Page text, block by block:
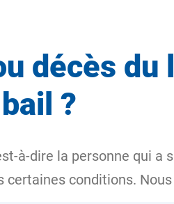
décès du
?
à-dire la personne qui
certaines conditions.